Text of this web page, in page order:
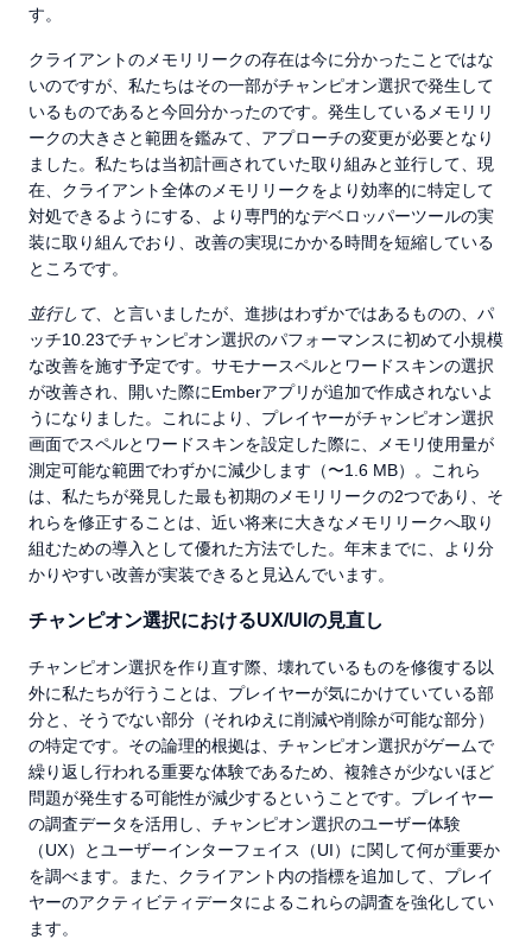
す。
クライアントのメモリリークの存在は今に分かったことではな
いのですが、私たちはその一部がチャンピオン選択で発生して
いるものであると今回分かったのです。発生しているメモリリ
ークの大きさと範囲を鑑みて、アプローチの変更が必要となり
ました。私たちは当初計画されていた取り組みと並行して、現
在、クライアント全体のメモリリークをより効率的に特定して
対処できるようにする、より専門的なデベロッパーツールの実
装に取り​​組んでおり、改善の実現にかかる時間を短縮している
ところです。
並行して、と言いましたが、進捗はわずかではあるものの、パ
ッチ10.23でチャンピオン選択のパフォーマンスに初めて小規模
な改善を施す予定です。サモナースペルとワードスキンの選択
が改善され、開いた際にEmberアプリが追加で作成されないよ
うになりました。これにより、プレイヤーがチャンピオン選択
画面でスペルとワードスキンを設定した際に、メモリ使用量が
測定可能な範囲でわずかに減少します（〜1.6 MB）。これら
は、私たちが発見した最も初期のメモリリークの2つであり、そ
れらを修正することは、近い将来に大きなメモリリークへ取り
組むための導入として優れた方法でした。年末までに、より分
かりやすい改善が実装できると見込んでいます。
チャンピオン選択におけるUX/UIの見直し
チャンピオン選択を作り直す際、壊れているものを修復する以
外に私たちが行うことは、プレイヤーが気にかけていている部
分と、そうでない部分（それゆえに削減や削除が可能な部分）
の特定です。その論理的根拠は、チャンピオン選択がゲームで
繰り返し行われる重要な体験であるため、複雑さが少ないほど
問題が発生する可能性が減少するということです。プレイヤー
の調査データを活用し、チャンピオン選択のユーザー体験
（UX）とユーザーインターフェイス（UI）に関して何が重要か
を調べます。また、クライアント内の指標を追加して、プレイ
ヤーのアクティビティデータによるこれらの調査を強化してい
ます。